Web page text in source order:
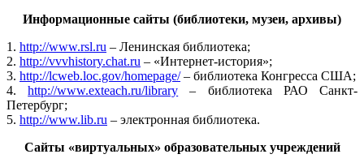
Информационные сайты (библиотеки, музеи, архивы)
1. http://www.rsl.ru – Ленинская библиотека;
2. http://vvvhistory.chat.ru – «Интернет-история»;
3. http://lcweb.loc.gov/homepage/– библиотека Конгресса США;
4.http://www.exteach.ru/library – библиотека РАО Санкт-
Петербург;
5. http://www.lib.ru – электронная библиотека.
Сайты «виртуальных» образовательных учреждений